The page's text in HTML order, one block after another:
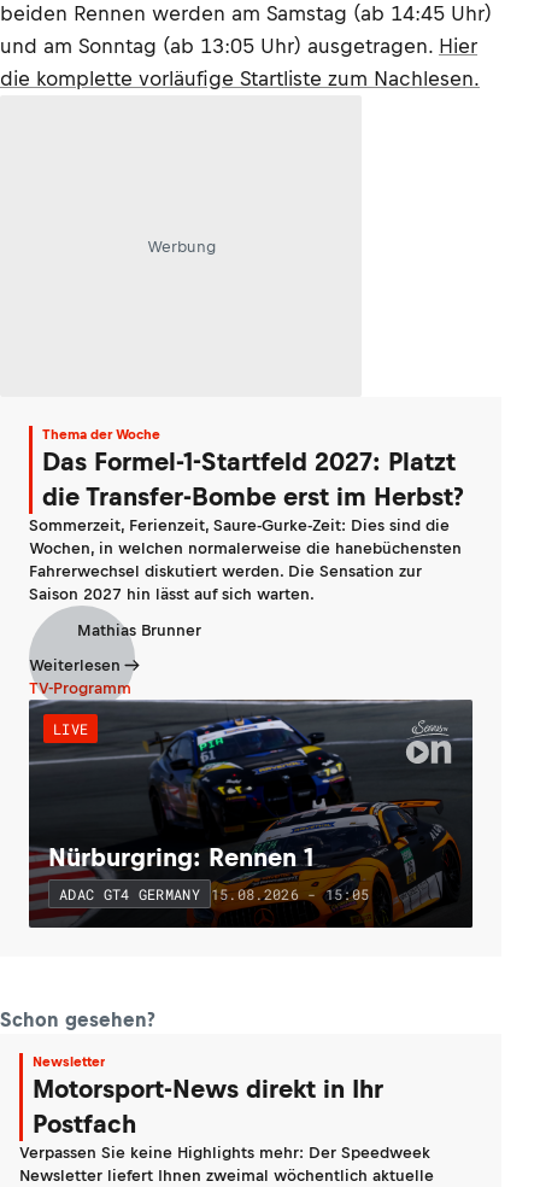
beiden Rennen werden am Samstag (ab 14:45 Uhr)
und am Sonntag (ab 13:05 Uhr) ausgetragen. Hier
die komplette vorläufige Startliste zum Nachlesen.
Werbung
Thema der Woche
Das Formel-1-Startfeld 2027: Platzt
die Transfer-Bombe erst im Herbst?
Sommerzeit, Ferienzeit, Saure-Gurke-Zeit: Dies sind die
Wochen, in welchen normalerweise die hanebüchensten
Fahrerwechsel diskutiert werden. Die Sensation zur
Saison 2027 hin lässt auf sich warten.
Mathias Brunner
Weiterlesen
TV-Programm
LIVE
Nürburgring: Rennen 1
ADAC GT4 GERMANY 15.08.2026 - 15:05
Schon gesehen?
Newsletter
Motorsport-News direkt in Ihr
Postfach
Verpassen Sie keine Highlights mehr: Der Speedweek
Newsletter liefert Ihnen zweimal wöchentlich aktuelle